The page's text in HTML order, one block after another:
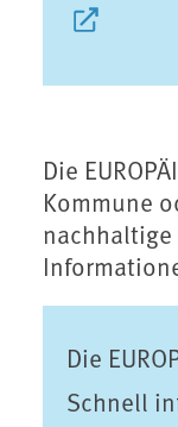
Die
Kommune
Die
Schnell